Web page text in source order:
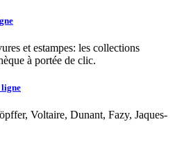
et estampes: les collections
à portée de clic.
ligne
Voltaire, Dunant, Fazy, Jaques-